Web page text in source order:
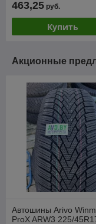
463,25 руб.
Купить
Акционные
Автошины Arivo
ProX ARW3 225/